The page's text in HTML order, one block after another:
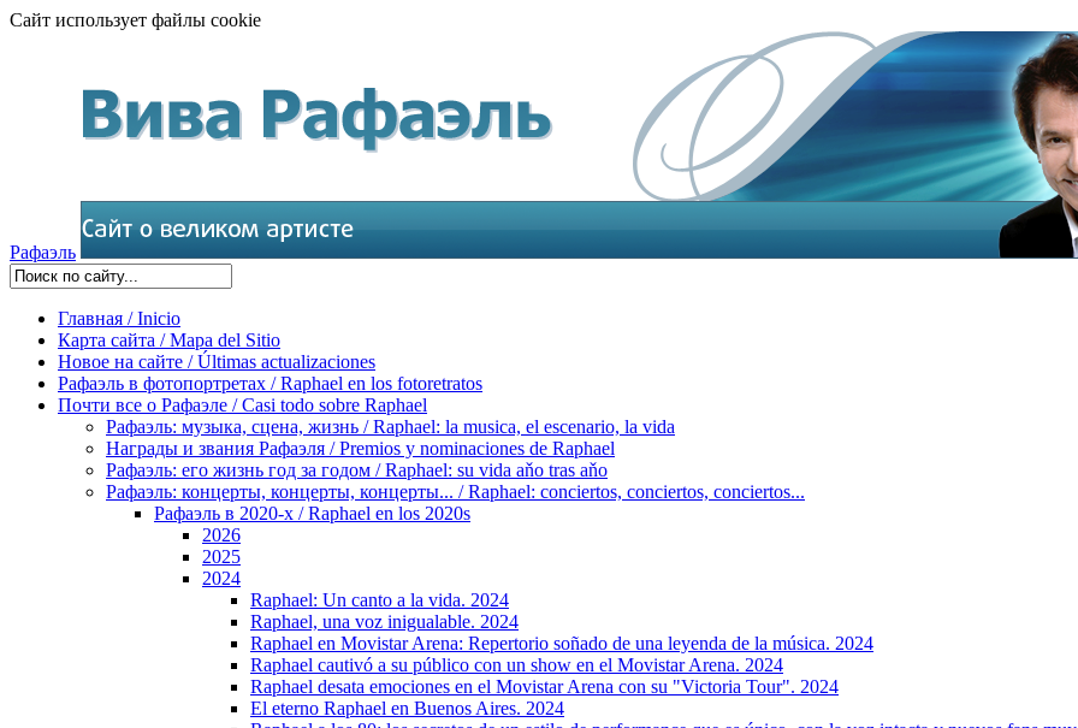
Сайт использует файлы cookie
Рафаэль
Главная / Inicio
Карта сайта / Mapa del Sitio
Новое на сайте / Últimas actualizaciones
Рафаэль в фотопортретах / Raphael en los fotoretratos
Почти все о Рафаэле / Casi todo sobre Raphael
Рафаэль: музыка, сцена, жизнь / Raphael: la musica, el escenario, la vida
Награды и звания Рафаэля / Premios y nominaciones de Raphael
Рафаэль: его жизнь год за годом / Raphael: su vida aňo tras aňo
Рафаэль: концерты, концерты, концерты... / Raphael: conciertos, сonciertos, сonciertos...
Рафаэль в 2020-х / Raphael en los 2020s
2026
2025
2024
Raphael: Un canto a la vida. 2024
Raphael, una voz inigualable. 2024
Raphael en Movistar Arena: Repertorio soñado de una leyenda de la música. 2024
Raphael cautivó a su público con un show en el Movistar Arena. 2024
Raphael desata emociones en el Movistar Arena con su "Victoria Tour". 2024
El eterno Raphael en Buenos Aires. 2024